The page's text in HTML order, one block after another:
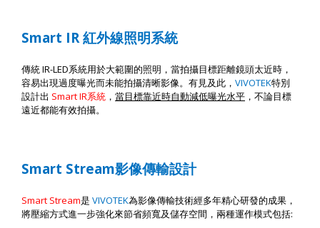
Smart IR 紅外線照明系統
傳統 IR-LED系統用於大範圍的照明，當拍攝目標距離鏡頭太近時，
容易出現過度曝光而未能拍攝清晰影像。有見及此， VIVOTEK特別
設計出 Smart IR系統 ， 當目標靠近時自動減低曝光水平 ，不論目標
遠近都能有效拍攝。
Smart Stream影像傳輸設計
Smart Stream是 VIVOTEK為影像傳輸技術經多年精心研發的成果，
將壓縮方式進一步強化來節省頻寬及儲存空間，兩種運作模式包括: